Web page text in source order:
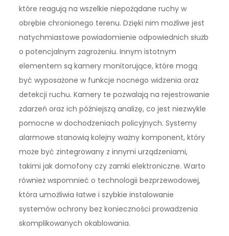
które reagują na wszelkie niepożądane ruchy w
obrębie chronionego terenu. Dzięki nim możliwe jest
natychmiastowe powiadomienie odpowiednich służb
o potencjalnym zagrożeniu. Innym istotnym
elementem są kamery monitorujące, które mogą
być wyposażone w funkcje nocnego widzenia oraz
detekcji ruchu. Kamery te pozwalają na rejestrowanie
zdarzeń oraz ich późniejszą analizę, co jest niezwykle
pomocne w dochodzeniach policyjnych. Systemy
alarmowe stanowią kolejny ważny komponent, który
może być zintegrowany z innymi urządzeniami,
takimi jak domofony czy zamki elektroniczne. Warto
również wspomnieć o technologii bezprzewodowej,
która umożliwia łatwe i szybkie instalowanie
systemów ochrony bez konieczności prowadzenia
skomplikowanych okablowania.